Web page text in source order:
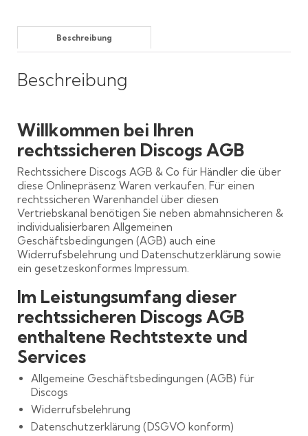
Beschreibung
Beschreibung
Willkommen bei Ihren
rechtssicheren Discogs AGB
Rechtssichere Discogs AGB & Co für Händler die über
diese Onlinepräsenz Waren verkaufen. Für einen
rechtssicheren Warenhandel über diesen
Vertriebskanal benötigen Sie neben abmahnsicheren &
individualisierbaren Allgemeinen
Geschäftsbedingungen (AGB) auch eine
Widerrufsbelehrung und Datenschutzerklärung sowie
ein gesetzeskonformes Impressum.
Im Leistungsumfang dieser
rechtssicheren Discogs AGB
enthaltene Rechtstexte und
Services
Allgemeine Geschäftsbedingungen (AGB) für
Discogs
Widerrufsbelehrung
Datenschutzerklärung (DSGVO konform)